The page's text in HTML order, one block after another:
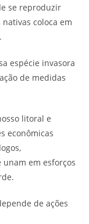
se reproduzir
coloca em
espécie invasora
de medidas
litoral e
econômicas
em esforços
de ações